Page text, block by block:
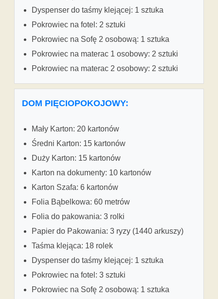
Dyspenser do taśmy klejącej: 1 sztuka
Pokrowiec na fotel: 2 sztuki
Pokrowiec na Sofę 2 osobową: 1 sztuka
Pokrowiec na materac 1 osobowy: 2 sztuki
Pokrowiec na materac 2 osobowy: 2 sztuki
DOM PIĘCIOPOKOJOWY:
Mały Karton: 20 kartonów
Średni Karton: 15 kartonów
Duży Karton: 15 kartonów
Karton na dokumenty: 10 kartonów
Karton Szafa: 6 kartonów
Folia Bąbelkowa: 60 metrów
Folia do pakowania: 3 rolki
Papier do Pakowania: 3 ryzy (1440 arkuszy)
Taśma klejąca: 18 rolek
Dyspenser do taśmy klejącej: 1 sztuka
Pokrowiec na fotel: 3 sztuki
Pokrowiec na Sofę 2 osobową: 1 sztuka